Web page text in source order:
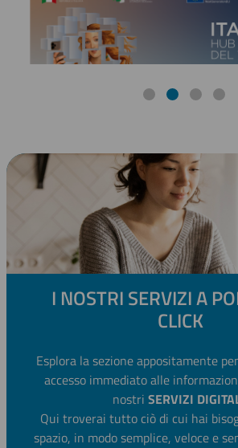
I NOSTRI SERVIZI A
CLICK
Esplora la sezione appositamente
accesso immediato alle
nostri SERVIZI
Qui troverai tutto ciò di cui hai
spazio, in modo semplice, veloce e